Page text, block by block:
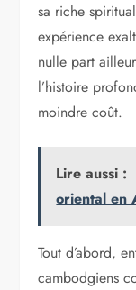
sa riche
expérience
nulle part
l’histoire
moindre coût.
Lire aussi :
oriental en
Tout d’abord,
cambodgiens